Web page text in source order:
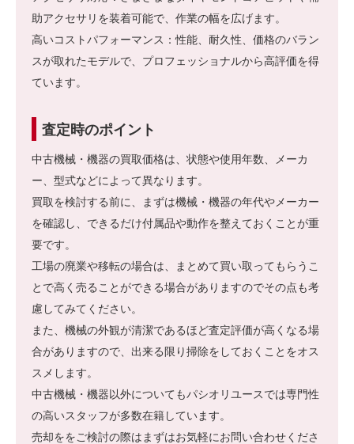
助アクセサリを装着可能で、作業の幅を広げます。
高いコストパフォーマンス：性能、耐久性、価格のバラン
スが取れたモデルで、プロフェッショナルから高評価を得
ています。
査定時のポイント
中古機械・機器の買取価格は、状態や使用年数、メーカ
ー、型式などによって異なります。
買取を検討する前に、まずは機械・機器の年代やメーカー
を確認し、できるだけ付属品や動作を整えておくことが重
要です。
工場の廃業や移転の場合は、まとめて買い取ってもらうこ
とで高く売ることができる場合がありますのでその点も考
慮してみてください。
また、機械の外観が清潔であるほど査定評価が高くなる場
合がありますので、出来る限り掃除をしておくことをオス
スメします。
中古機械・機器以外についてもパシオリユースでは専門性
の高いスタッフが多数在籍しています。
売却ををご検討の際はまずはお気軽にお問い合わせくださ